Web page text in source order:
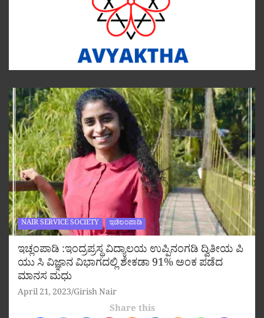
NAIR SERVICE SOCIETY ಇಚಿಲಂಪಾಡಿ
ಇಚ್ಲಂಪಾಡಿ :ಇಂದ್ರಪ್ರಸ್ಥ ವಿದ್ಯಾಲಯ ಉಪ್ಪಿನಂಗಡಿ ದ್ವಿತೀಯ ಪಿ
ಯು ಸಿ ವಿಜ್ಞಾನ ವಿಭಾಗದಲ್ಲಿ ಶೇಕಡಾ 91% ಅಂಕ ಪಡೆದ
ಮಾನಸ ಮಧು
April 21, 2023 Girish Nair
Share this